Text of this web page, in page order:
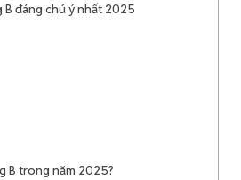
B đáng chú ý nhất 2025
B trong năm 2025?